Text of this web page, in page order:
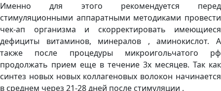
Именно для этого рекомендуется перед
стимуляционными аппаратными методиками провести
чек-ап организма и скорректировать имеющиеся
дефициты витаминов, минералов , аминокислот. А
также после процедуры микроигольчатого рф
продолжать прием еще в течение 3х месяцев. Так как
синтез новых новых коллагеновых волокон начинается
в среднем через 21-28 дней после стимуляции .